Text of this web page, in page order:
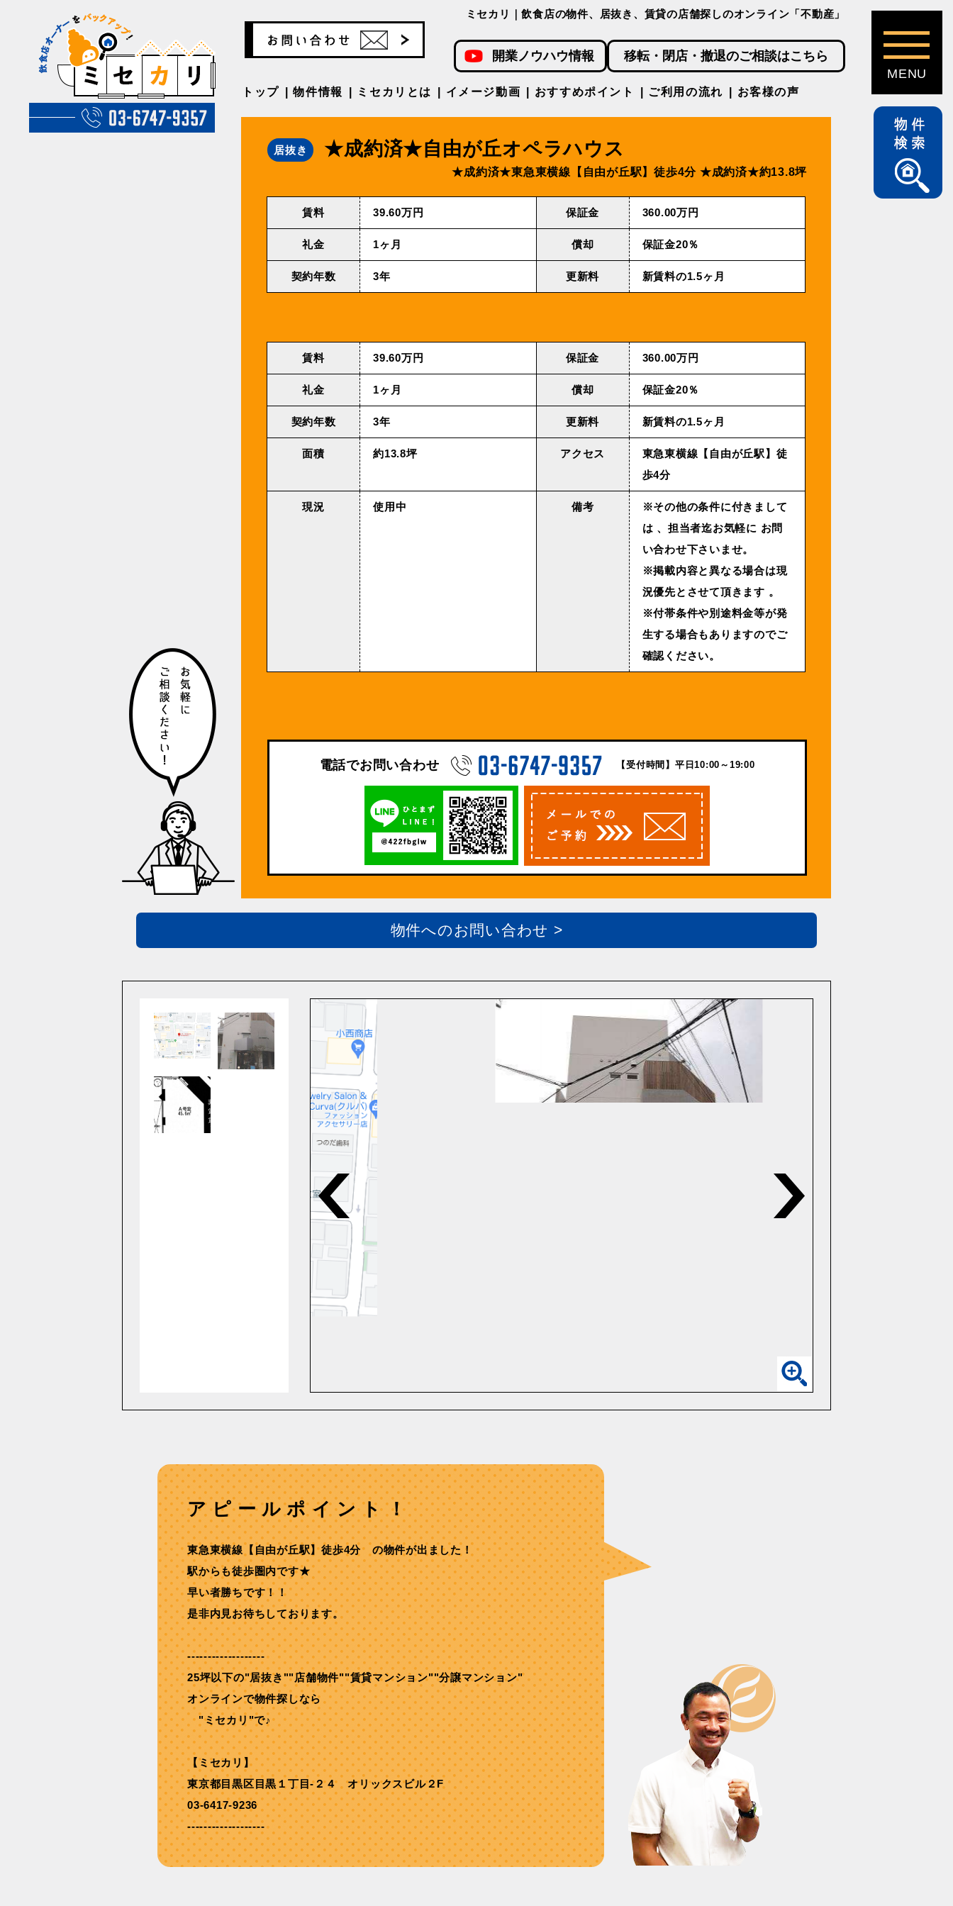
ミセカリ｜飲食店の物件、居抜き、賃貸の店舗探しのオンライン「不動産」
開業ノウハウ情報 移転・閉店・撤退のご相談はこちら
トップ 物件情報 ミセカリとは イメージ動画 おすすめポイント ご利用の流れ お客様の声
居抜き ★成約済★自由が丘オペラハウス
★成約済★東急東横線【自由が丘駅】徒歩4分 ★成約済★約13.8坪
賃料 39.60万円 保証金 360.00万円
礼金 1ヶ月 償却 保証金20％
契約年数 3年 更新料 新賃料の1.5ヶ月
賃料 39.60万円 保証金 360.00万円
礼金 1ヶ月 償却 保証金20％
契約年数 3年 更新料 新賃料の1.5ヶ月
面積 約13.8坪 アクセス
東急東横線【自由が丘駅】徒
歩4分
現況 使用中 備考
※その他の条件に付きまして
は 、担当者迄お気軽に お問
い合わせ下さいませ。
※掲載内容と異なる場合は現
況優先とさせて頂きます 。
※付帯条件や別途料金等が発
生する場合もありますのでご
確認ください。
電話でお問い合わせ 【受付時間】平日10:00～19:00
物件へのお問い合わせ >
アピールポイント！
東急東横線【自由が丘駅】徒歩4分 の物件が出ました！
駅からも徒歩圏内です★
早い者勝ちです！！
是非内見お待ちしております。
-------------------
25坪以下の"居抜き""店舗物件""賃貸マンション""分譲マンション"
オンラインで物件探しなら
"ミセカリ"で♪
【ミセカリ】
東京都目黒区目黒１丁目-２４ オリックスビル２F
03-6417-9236
-------------------